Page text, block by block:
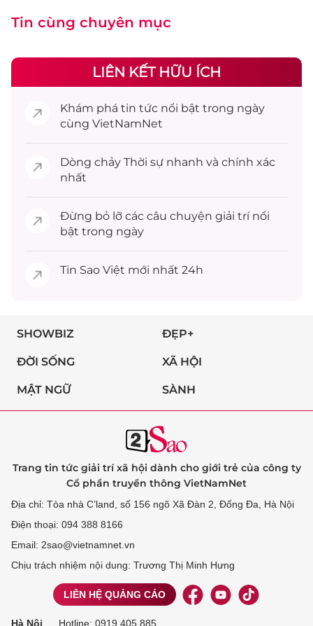
Tin cùng chuyên mục
LIÊN KẾT HỮU ÍCH
Khám phá tin tức nổi bật trong ngày
cùng VietNamNet
Dòng chảy Thời sự nhanh và chính xác
nhất
Đừng bỏ lỡ các câu chuyện giải trínổi
bật trong ngày
Tin Sao Việt mới nhất 24h
SHOWBIZ ĐẸP+
ĐỜI SỐNG XÃ HỘI
MẬT NGỮ SÀNH
Trang tin tức giải trí xã hội dành cho giới trẻ của công ty
Cổ phần truyền thông VietNamNet
Địa chỉ: Tòa nhà C’land, số 156 ngõ Xã Đàn 2, Đống Đa, Hà Nội
Điện thoại: 094 388 8166
Email: 2sao@vietnamnet.vn
Chịu trách nhiệm nội dung: Trương Thị Minh Hưng
LIÊN HỆ QUẢNG CÁO
Hà Nội Hotline: 0919 405 885